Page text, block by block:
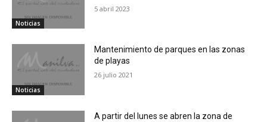
Noticias
5 abril 2023
Noticias
Mantenimiento de parques en las zonas
de playas
26 julio 2021
A partir del lunes se abren la zona de